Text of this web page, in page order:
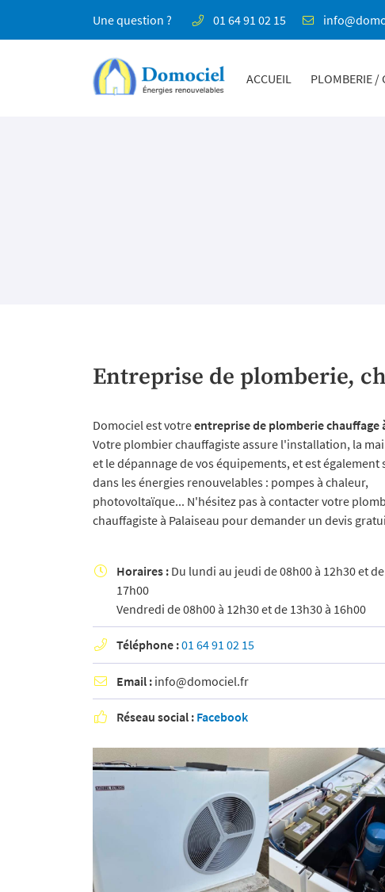
Une question ? 01 64 91 02 15
ACCUEIL PLOMBERIE /
8 rue de la Perronnerie
01 64 91 02 15
de désinscription .
Entreprise de plomberie,
Domociel est votreentreprise de plomberie chauffage
Votre plombier chauffagiste assure l'installation, la
et le dépannage de vos équipements, et est également
dans les énergies renouvelables : pompes à chaleur,
photovoltaïque... N'hésitez pas à contacter votre
chauffagiste à Palaiseau pour demander un devis
 Horaires : Du lundi au jeudi de 08h00 à 12h30 et
17h00
Vendredi de 08h00 à 12h30 et de 13h30 à 16h00
 Téléphone :01 64 91 02 15
 Email : info@domociel.fr
 Réseau social : Facebook